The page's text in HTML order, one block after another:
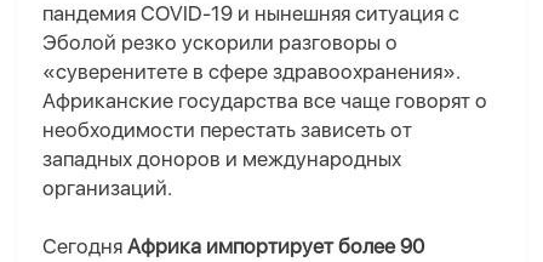
пандемия COVID-19 и нынешняя ситуация с
Эболой резко ускорили разговоры о
«суверенитете в сфере здравоохранения».
Африканские государства все чаще говорят о
необходимости перестать зависеть от
западных доноров и международных
организаций.
Сегодня Африка импортирует более 90